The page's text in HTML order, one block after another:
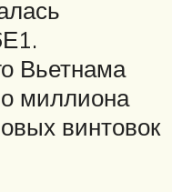
Вьетнама
миллиона
винтовок